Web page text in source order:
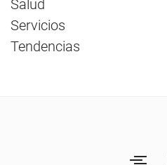
Salud
Servicios
Tendencias